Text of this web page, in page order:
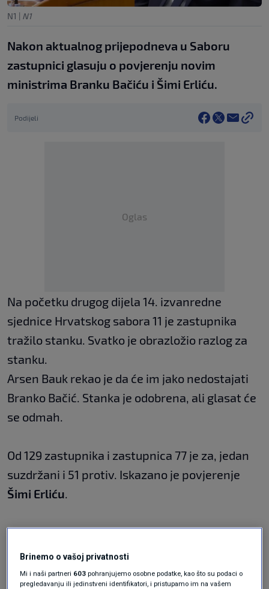
N1 | N1
Nakon aktualnog prijepodneva u Saboru
zastupnici glasuju o povjerenju novim
ministrima Branku Bačiću i Šimi Erliću.
Podijeli
Oglas
Na početku drugog dijela 14. izvanredne
sjednice Hrvatskog sabora 11 je zastupnika
tražilo stanku. Svatko je obrazložio razlog za
stanku.
Arsen Bauk rekao je da će im jako nedostajati
Branko Bačić. Stanka je odobrena, ali glasat će
se odmah.
Od 129 zastupnika i zastupnica 77 je za, jedan
suzdržani i 51 protiv. Iskazano je povjerenje
Šimi Erliću.
Brinemo o vašoj privatnosti
Mi i naši partneri 603 pohranjujemo osobne podatke, kao što su podaci o
pregledavanju ili jedinstveni identifikatori, i pristupamo im na vašem